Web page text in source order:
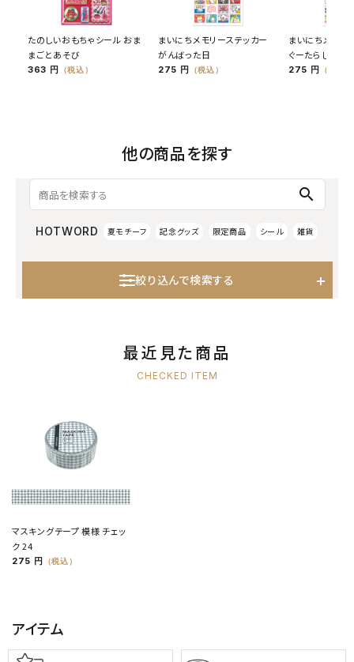
たのしいおもちゃシール おま
まごとあそび
363 円 （税込）
まいにちメモリーステッカー
がんばった日
275 円 （税込）
まいにちメモリ
ぐーたらした日
275 円 （税込）
他の商品を探す
search
HOTWORD 夏モチーフ 記念グッズ 限定商品 シール 雑貨
絞り込んで検索する
最近見た商品
CHECKED ITEM
マスキングテープ 模様 チェッ
ク 24
275 円 （税込）
アイテム